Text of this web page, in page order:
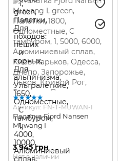
Артикул: FN-T-MUWAN-I
Палатка Fjord Nansen
Muwang I
3 945 грн
Нет в наличии